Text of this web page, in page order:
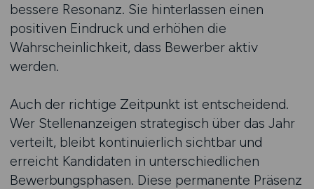
bessere Resonanz. Sie hinterlassen einen
positiven Eindruck und erhöhen die
Wahrscheinlichkeit, dass Bewerber aktiv
werden.
Auch der richtige Zeitpunkt ist entscheidend.
Wer Stellenanzeigen strategisch über das Jahr
verteilt, bleibt kontinuierlich sichtbar und
erreicht Kandidaten in unterschiedlichen
Bewerbungsphasen. Diese permanente Präsenz